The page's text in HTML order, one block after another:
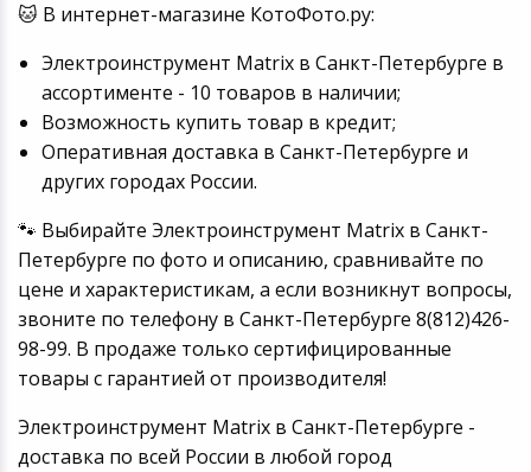
🐱 В интернет-магазине КотоФото.ру:
Электроинструмент Matrix в Санкт-Петербурге в
ассортименте - 10 товаров в наличии;
Возможность купить товар в кредит;
Оперативная доставка в Санкт-Петербурге и
других городах России.
🐾 Выбирайте Электроинструмент Matrix в Санкт-
Петербурге по фото и описанию, сравнивайте по
цене и характеристикам, а если возникнут вопросы,
звоните по телефону в Санкт-Петербурге 8(812)426-
98-99. В продаже только сертифицированные
товары с гарантией от производителя!
Электроинструмент Matrix в Санкт-Петербурге -
доставка по всей России в любой город